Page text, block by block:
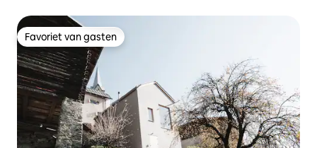
Favoriet van gasten
Favoriet van gasten